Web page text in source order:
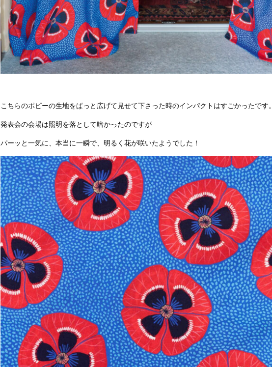
こちらのポピーの生地をぱっと広げて見せて下さった時のインパクトはすごかったです。
発表会の会場は照明を落として暗かったのですが
パーッと一気に、本当に一瞬で、明るく花が咲いたようでした！